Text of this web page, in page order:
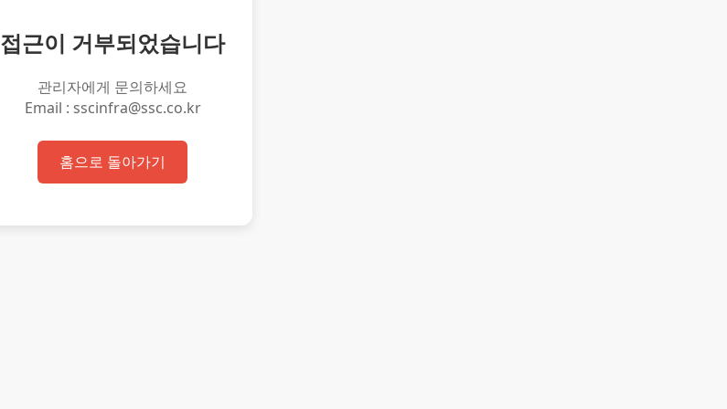
접근이 거부되었습니다
관리자에게 문의하세요
Email : sscinfra@ssc.co.kr
홈으로 돌아가기